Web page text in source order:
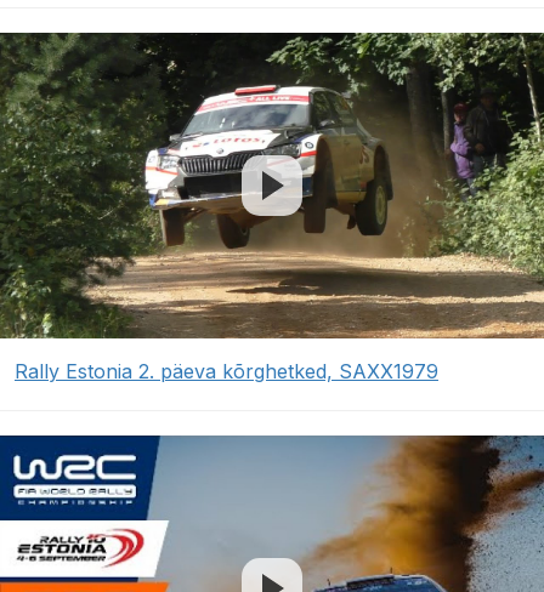
Rally Estonia 2. päeva kõrghetked, SAXX1979